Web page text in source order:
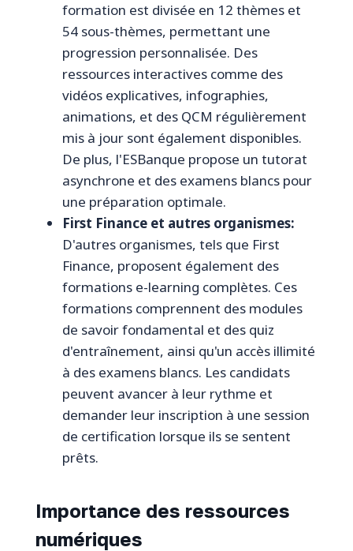
formation est divisée en 12 thèmes et
54 sous-thèmes, permettant une
progression personnalisée. Des
ressources interactives comme des
vidéos explicatives, infographies,
animations, et des QCM régulièrement
mis à jour sont également disponibles.
De plus, l'ESBanque propose un tutorat
asynchrone et des examens blancs pour
une préparation optimale.
First Finance et autres organismes:
D'autres organismes, tels que First
Finance, proposent également des
formations e-learning complètes. Ces
formations comprennent des modules
de savoir fondamental et des quiz
d'entraînement, ainsi qu'un accès illimité
à des examens blancs. Les candidats
peuvent avancer à leur rythme et
demander leur inscription à une session
de certification lorsque ils se sentent
prêts.
Importance des ressources
numériques